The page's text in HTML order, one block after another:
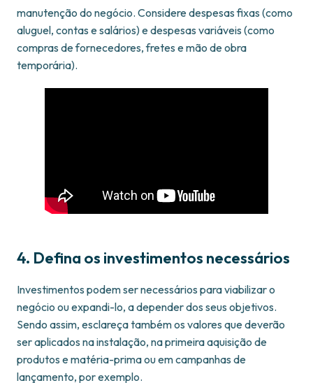
manutenção do negócio. Considere despesas fixas (como
aluguel, contas e salários) e despesas variáveis (como
compras de fornecedores, fretes e mão de obra
temporária).
4. Defina os investimentos necessários
Investimentos podem ser necessários para viabilizar o
negócio ou expandi-lo, a depender dos seus objetivos.
Sendo assim, esclareça também os valores que deverão
ser aplicados na instalação, na primeira aquisição de
produtos e matéria-prima ou em campanhas de
lançamento, por exemplo.